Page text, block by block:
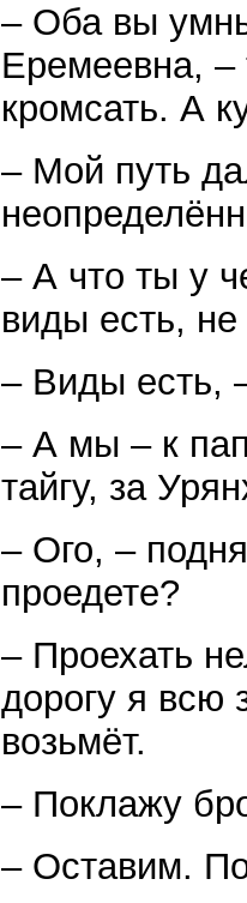
– Оба вы
Еремеевна, –
кромсать. А
– Мой путь
– А что ты у
виды есть,
– Виды есть,
– А мы – к
тайгу, за
– Ого, –
проедете?
– Проехать
дорогу я всю
возьмёт.
– Поклажу
– Оставим.